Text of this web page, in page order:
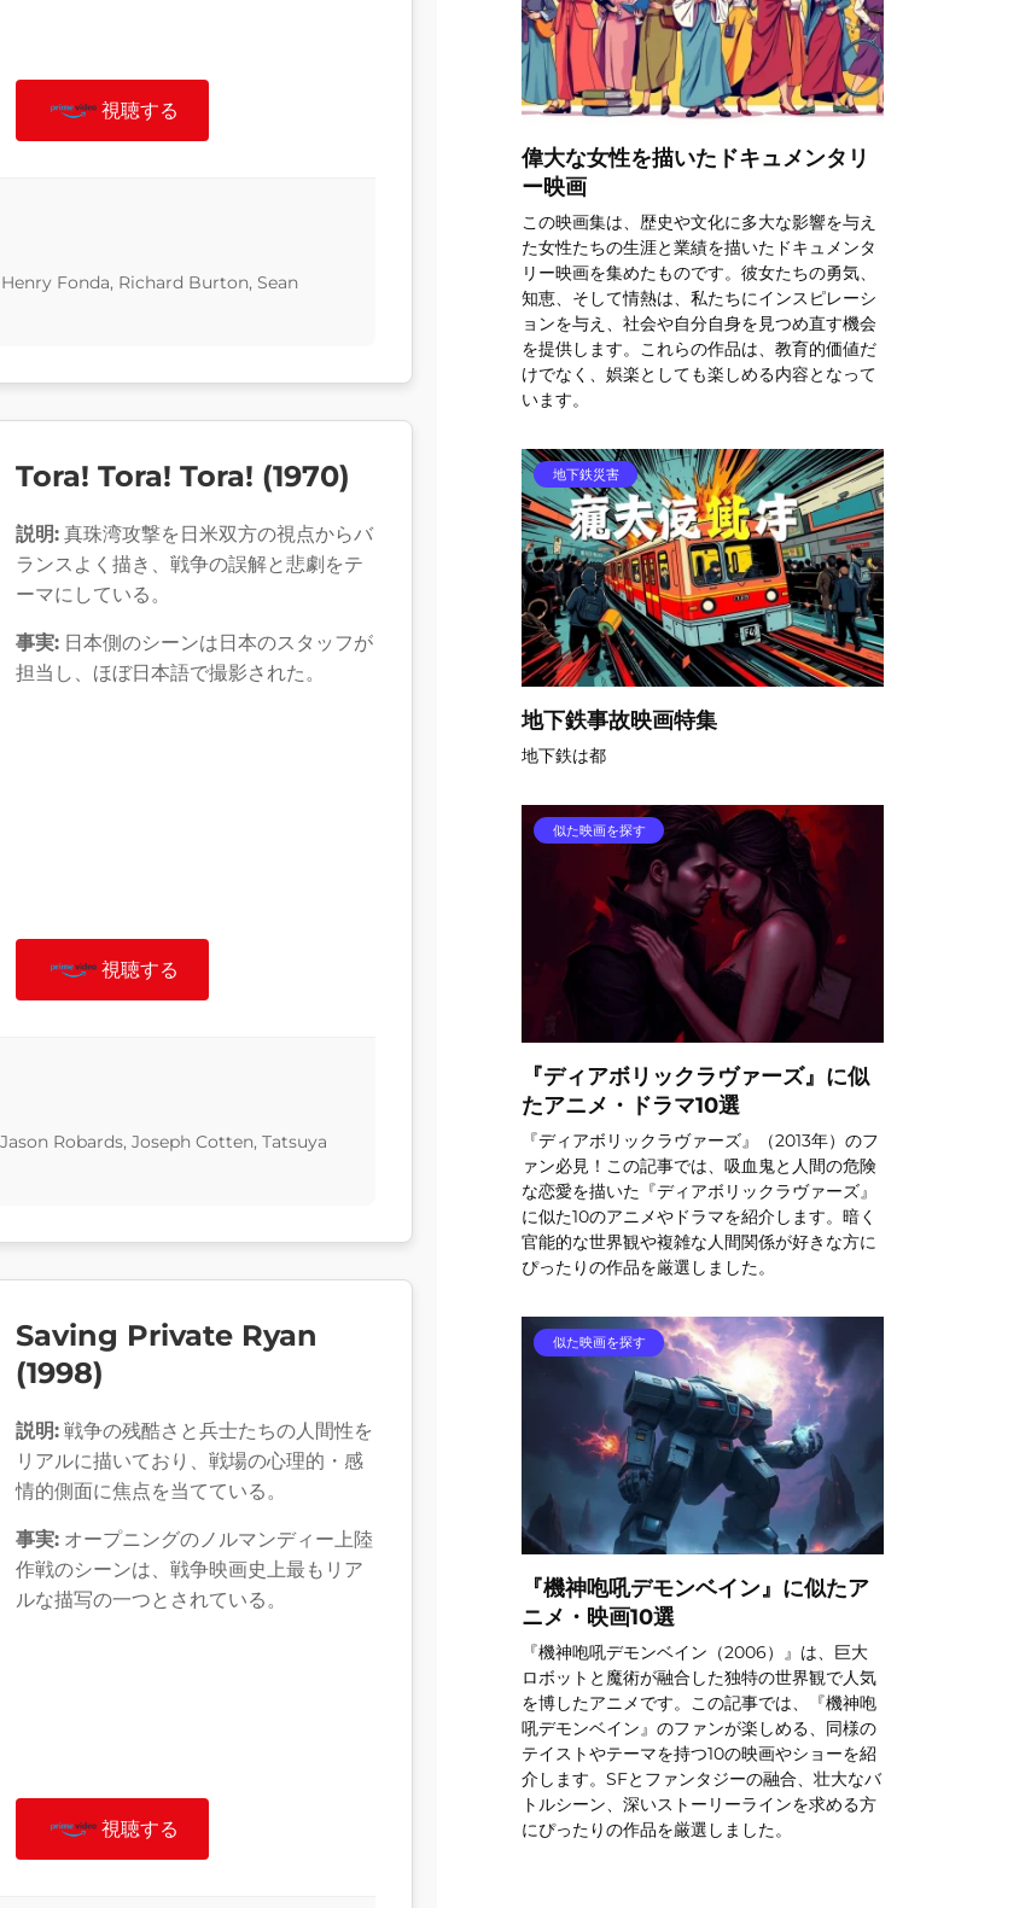
視聴する
Fonda, Richard Burton, Sean
Tora! Tora! Tora! (1970)
説明: 真珠湾攻撃を日米双方の視点からバ
ランスよく描き、戦争の誤解と悲劇をテ
ーマにしている。
事実: 日本側のシーンは日本のスタッフが
担当し、ほぼ日本語で撮影された。
視聴する
Robards, Joseph Cotten, Tatsuya
Saving Private Ryan
(1998)
説明: 戦争の残酷さと兵士たちの人間性を
リアルに描いており、戦場の心理的・感
情的側面に焦点を当てている。
事実: オープニングのノルマンディー上陸
作戦のシーンは、戦争映画史上最もリア
ルな描写の一つとされている。
視聴する
偉大な女性を描いたドキュメンタリ
ー映画
この映画集は、歴史や文化に多大な影響を与え
た女性たちの生涯と業績を描いたドキュメンタ
リー映画を集めたものです。彼女たちの勇気、
知恵、そして情熱は、私たちにインスピレーシ
ョンを与え、社会や自分自身を見つめ直す機会
を提供します。これらの作品は、教育的価値だ
けでなく、娯楽としても楽しめる内容となって
います。
地下鉄災害
地下鉄事故映画特集
地下鉄は都
似た映画を探す
『ディアボリックラヴァーズ』に似
たアニメ・ドラマ10選
『ディアボリックラヴァーズ』（2013年）のフ
ァン必見！この記事では、吸血鬼と人間の危険
な恋愛を描いた『ディアボリックラヴァーズ』
に似た10のアニメやドラマを紹介します。暗く
官能的な世界観や複雑な人間関係が好きな方に
ぴったりの作品を厳選しました。
似た映画を探す
『機神咆吼デモンベイン』に似たア
ニメ・映画10選
『機神咆吼デモンベイン（2006）』は、巨大
ロボットと魔術が融合した独特の世界観で人気
を博したアニメです。この記事では、『機神咆
吼デモンベイン』のファンが楽しめる、同様の
テイストやテーマを持つ10の映画やショーを紹
介します。SFとファンタジーの融合、壮大なバ
トルシーン、深いストーリーラインを求める方
にぴったりの作品を厳選しました。